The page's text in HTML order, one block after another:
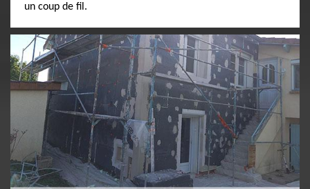
un coup de fil.